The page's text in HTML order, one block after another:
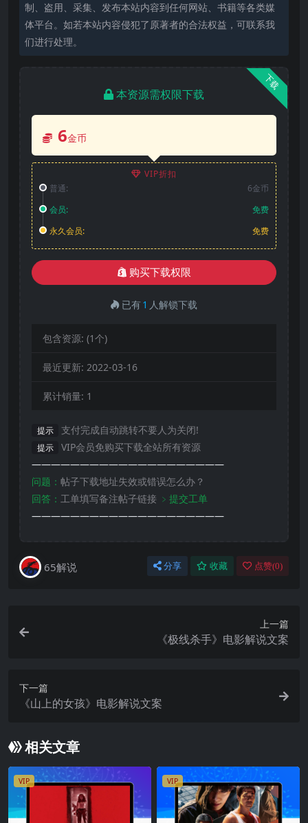
制、盗用、采集、发布本站内容到任何网站、书籍等各类媒
体平台。如若本站内容侵犯了原著者的合法权益，可联系我
们进行处理。
下载
本资源需权限下载
6金币
VIP折扣
普通:
6金币
会员:
免费
永久会员:
免费
购买下载权限
已有1 人解锁下载
包含资源: (1个)
最近更新: 2022-03-16
累计销量: 1
提示 支付完成自动跳转不要人为关闭!
提示
VIP会员免购买下载全站所有资源
————————————————————
问题： 帖子下载地址失效或错误怎么办？
回答： 工单填写备注帖子链接 ﹥提交工单
————————————————————
65解说 分享 收藏 点赞(0)
上一篇
《极线杀手》电影解说文案
下一篇
《山上的女孩》电影解说文案
相关文章
VIP VIP